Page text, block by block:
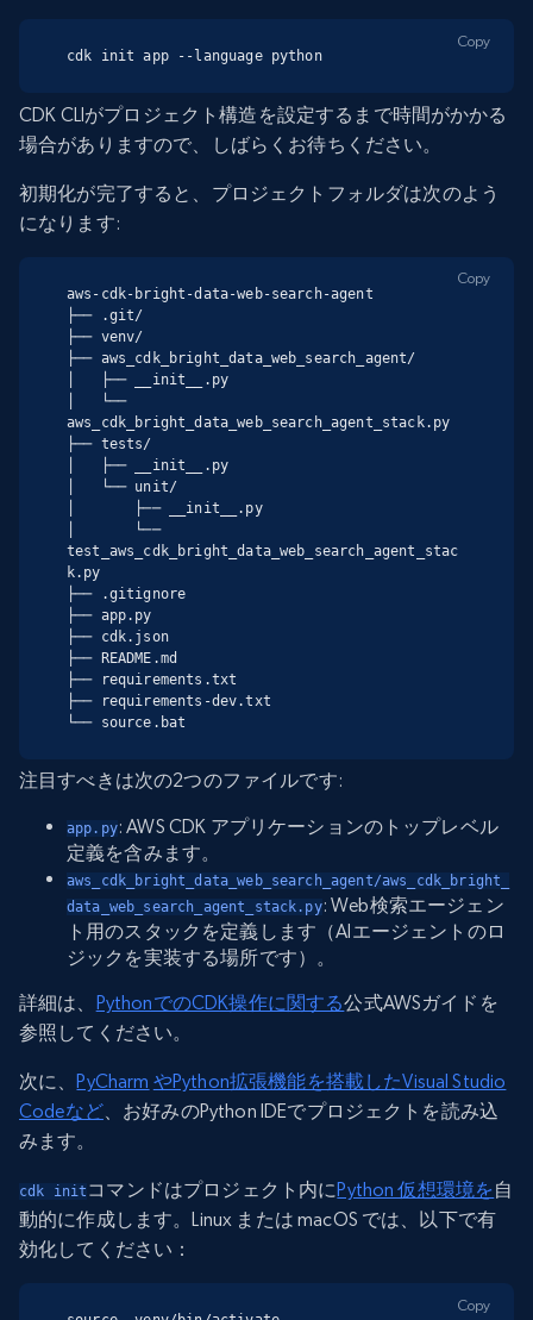
cdk init app --language python
Copy
CDK CLIがプロジェクト構造を設定するまで時間がかかる
場合がありますので、しばらくお待ちください。
初期化が完了すると、プロジェクトフォルダは次のよう
になります:
aws-cdk-bright-data-web-search-agent
├── .git/
├── venv/
├── aws_cdk_bright_data_web_search_agent/
│   ├── __init__.py
│   └──
aws_cdk_bright_data_web_search_agent_stack.py
├── tests/
│   ├── __init__.py
│   └── unit/
│       ├── __init__.py
│       └──
test_aws_cdk_bright_data_web_search_agent_stac
k.py
├── .gitignore
├── app.py
├── cdk.json
├── README.md
├── requirements.txt
├── requirements-dev.txt
└── source.bat
Copy
注目すべきは次の2つのファイルです:
app.py: AWS CDK アプリケーションのトップレベル
定義を含みます。
aws_cdk_bright_data_web_search_agent/aws_cdk_bright_
data_web_search_agent_stack.py: Web検索エージェン
ト用のスタックを定義します（AIエージェントのロ
ジックを実装する場所です）。
詳細は、
PythonでのCDK操作に関する公式AWSガイドを
参照してください。
次に、 PyCharm やPython拡張機能を搭載したVisual Studio
Codeなど、お好みのPython IDEでプロジェクトを読み込
みます。
cdk init コマンドはプロジェクト内にPython 仮想環境を自
動的に作成します。Linux または macOS では、以下で有
効化してください：
Copy